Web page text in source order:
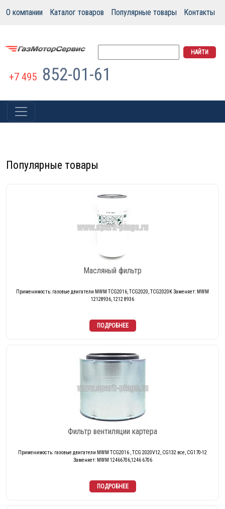
О компании Каталог товаров Популярные товары Контакты
+7 495 852-01-61
Популярные товары
Масляный фильтр
Применимость: газовые двигатели MWM TCG2016, TCG2020, TCG2020K Заменяет: MWM
12128936, 1212 8936
Фильтр вентиляции картера
Применимость: газовые двигатели MWM TCG2016 , TCG 2020V12, CG132 все, CG170-12
Заменяет: MWM 12466706,1246 6706